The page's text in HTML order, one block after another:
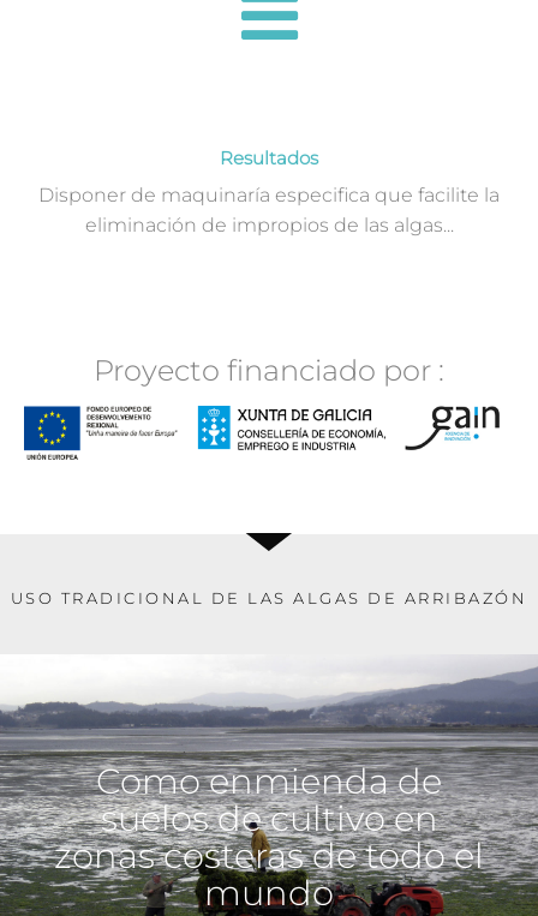
Resultados
Disponer de maquinaría especifica que facilite la
eliminación de impropios de las algas...
Proyecto financiado por :
USO TRADICIONAL DE LAS ALGAS DE ARRIBAZÓN
Como enmienda de
suelos de cultivo en
zonas costeras de todo el
mundo